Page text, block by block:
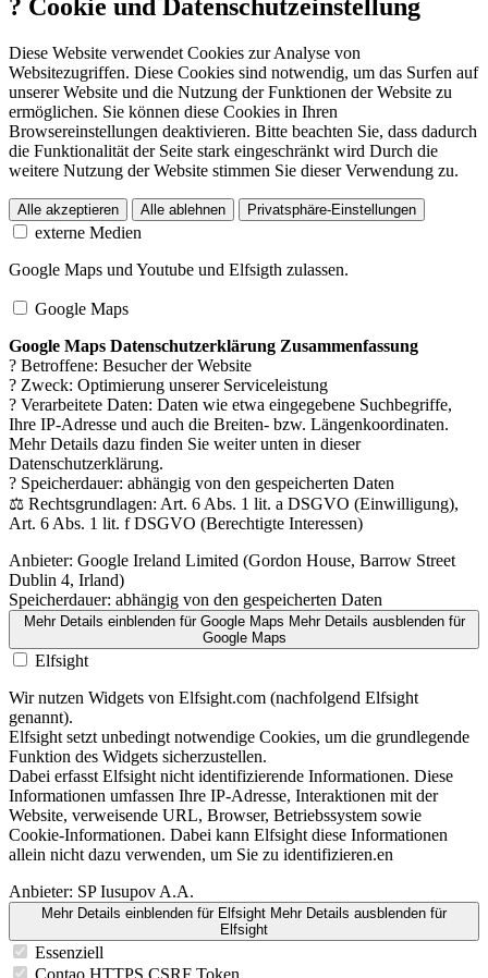
? Cookie und Datenschutzeinstellung
Diese Website verwendet Cookies zur Analyse von
Websitezugriffen. Diese Cookies sind notwendig, um das Surfen auf
unserer Website und die Nutzung der Funktionen der Website zu
ermöglichen. Sie können diese Cookies in Ihren
Browsereinstellungen deaktivieren. Bitte beachten Sie, dass dadurch
die Funktionalität der Seite stark eingeschränkt wird Durch die
weitere Nutzung der Website stimmen Sie dieser Verwendung zu.
Alle akzeptieren Alle ablehnen Privatsphäre-Einstellungen
externe Medien
Google Maps und Youtube und Elfsigth zulassen.
Google Maps
Google Maps Datenschutzerklärung Zusammenfassung
? Betroffene: Besucher der Website
? Zweck: Optimierung unserer Serviceleistung
? Verarbeitete Daten: Daten wie etwa eingegebene Suchbegriffe,
Ihre IP-Adresse und auch die Breiten- bzw. Längenkoordinaten.
Mehr Details dazu finden Sie weiter unten in dieser
Datenschutzerklärung.
? Speicherdauer: abhängig von den gespeicherten Daten
⚖️ Rechtsgrundlagen: Art. 6 Abs. 1 lit. a DSGVO (Einwilligung),
Art. 6 Abs. 1 lit. f DSGVO (Berechtigte Interessen)
Anbieter: Google Ireland Limited (Gordon House, Barrow Street
Dublin 4, Irland)
Speicherdauer: abhängig von den gespeicherten Daten
Mehr Details einblendenfür Google Maps Mehr Details ausblendenfür
Google Maps
Elfsight
Wir nutzen Widgets von Elfsight.com (nachfolgend Elfsight
genannt).
Elfsight setzt unbedingt notwendige Cookies, um die grundlegende
Funktion des Widgets sicherzustellen.
Dabei erfasst Elfsight nicht identifizierende Informationen. Diese
Informationen umfassen Ihre IP-Adresse, Interaktionen mit der
Website, verweisende URL, Browser, Betriebssystem sowie
Cookie-Informationen. Dabei kann Elfsight diese Informationen
allein nicht dazu verwenden, um Sie zu identifizieren.en
Anbieter: SP Iusupov A.A.
Mehr Details einblenden für Elfsight Mehr Details ausblenden für
Elfsight
Essenziell
Contao HTTPS CSRF Token